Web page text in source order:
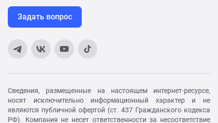
Задать вопрос
Сведения, размещенные на настоящем интернет-ресурсе,
носят исключительно информационный характер и не
являются публичной офертой (ст. 437 Гражданского кодекса
РФ). Компания не несет ответственности за несоответствие